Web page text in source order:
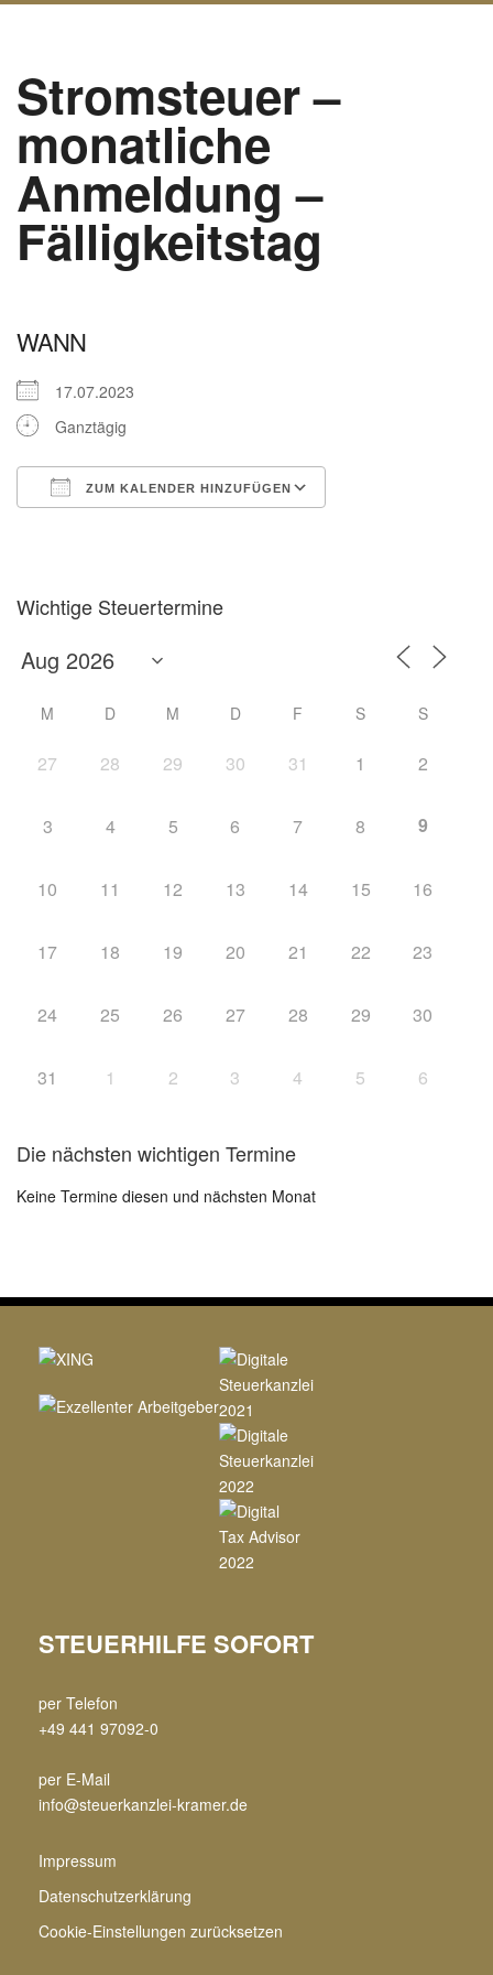
Stromsteuer –
monatliche
Anmeldung –
Fälligkeitstag
WANN
17.07.2023
Ganztägig
ZUM KALENDER HINZUFÜGEN
Wichtige Steuertermine
M D M D F S S
27 28 29 30 31 1 2
3 4 5 6 7 8 9
10 11 12 13 14 15 16
17 18 19 20 21 22 23
24 25 26 27 28 29 30
31 1 2 3 4 5 6
Die nächsten wichtigen Termine
Keine Termine diesen und nächsten Monat
STEUERHILFE SOFORT
per Telefon
+49 441 97092-0
per E-Mail
info@steuerkanzlei-kramer.de
Impressum
Datenschutzerklärung
Cookie-Einstellungen zurücksetzen